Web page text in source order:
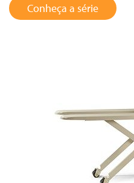
Conheça a série